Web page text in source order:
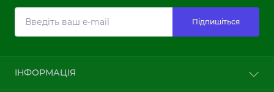
Підпишіться
ІНФОРМАЦІЯ